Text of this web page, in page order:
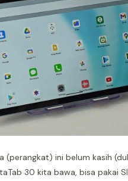
(perangkat) ini belum kasih
30 kita bawa, bisa pakai